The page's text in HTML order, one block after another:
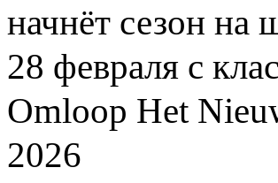
начнёт сезон на
28 февраля с
Omloop Het
2026